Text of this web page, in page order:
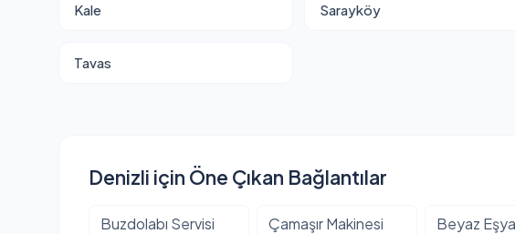
Kale Sarayköy
Tavas
Denizli için Öne Çıkan Bağlantılar
Buzdolabı Servisi
Çamaşır Makinesi
Beyaz